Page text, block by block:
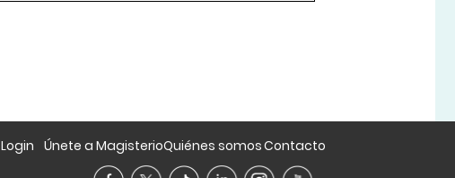
Login Únete a MagisterioQuiénes somosContacto